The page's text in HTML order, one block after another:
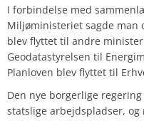
I forbindelse med
Miljøministeriet sagde man
blev flyttet til andre
Geodatastyrelsen til
Planloven blev flyttet til
Den nye borgerlige
statslige arbejdspladser,